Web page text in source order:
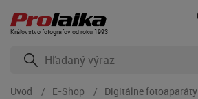
Kráľovstvo fotografov od roku 1993
Úvod E-Shop Digitálne fotoaparáty